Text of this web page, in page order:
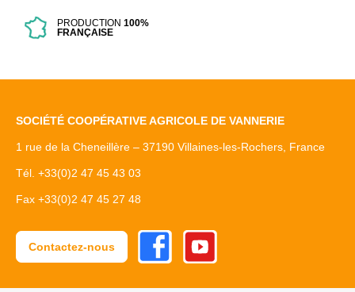
PRODUCTION100%
FRANÇAISE
SOCIÉTÉ COOPÉRATIVE AGRICOLE DE VANNERIE
1 rue de la Cheneillère – 37190 Villaines-les-Rochers, France
Tél. +33(0)2 47 45 43 03
Fax +33(0)2 47 45 27 48
Contactez-nous
FacebookYoutube